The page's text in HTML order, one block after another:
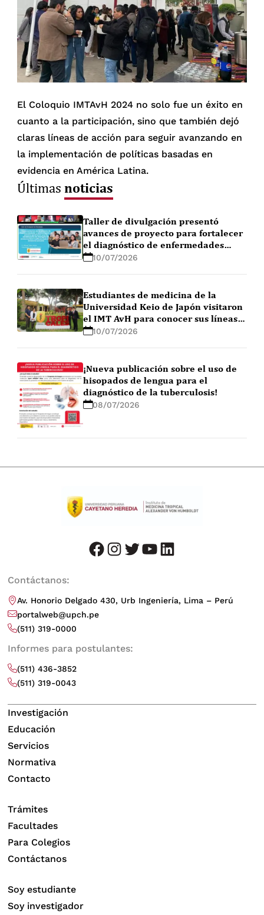
El Coloquio IMTAvH 2024 no solo fue un éxito en
cuanto a la participación, sino que también dejó
claras líneas de acción para seguir avanzando en
la implementación de políticas basadas en
evidencia en América Latina.
Últimasnoticias
Taller de divulgación presentó
avances de proyecto para fortalecer
el diagnóstico de enfermedades
febriles en la Amazonía peruana
10/07/2026
Estudiantes de medicina de la
Universidad Keio de Japón visitaron
el IMT AvH para conocer sus líneas
de investigación
10/07/2026
¡Nueva publicación sobre el uso de
hisopados de lengua para el
diagnóstico de la tuberculosis!
08/07/2026
facebook instagram twitter youtube LinkedIn
Contáctanos:
Av. Honorio Delgado 430, Urb Ingeniería, Lima – Perú
portalweb@upch.pe
(511) 319-0000
Informes para postulantes:
(511) 436-3852
(511) 319-0043
Investigación
Educación
Servicios
Normativa
Contacto
Trámites
Facultades
Para Colegios
Contáctanos
Soy estudiante
Soy investigador